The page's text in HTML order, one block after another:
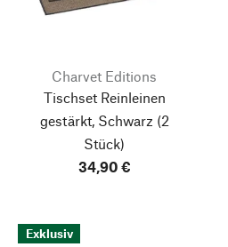
Charvet Editions
Tischset Reinleinen
gestärkt, Schwarz (2
Stück)
34,90 €
Exklusiv